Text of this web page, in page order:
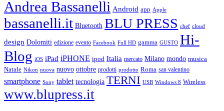
Andrea Bassanelli Android app Apple
bassanelli.it Bluetooth BLU PRESS chef cloud
design Dolomiti edizione evento Facebook Full HD gamma GUSTO Hi-
Blog iOS iPad iPHONE ipod Italia mercato Milano mondo musica
Natale Nikon nuova nuovo ottobre prodotti prodotto Roma san valentino
smartphone Sony tablet tecnologia TERNI USB Windows 8 Wireless
www.blupress.it